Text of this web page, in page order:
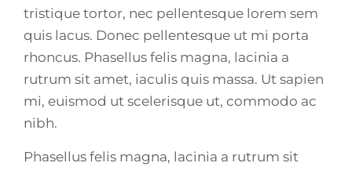
tristique tortor, nec pellentesque lorem sem
quis lacus. Donec pellentesque ut mi porta
rhoncus. Phasellus felis magna, lacinia a
rutrum sit amet, iaculis quis massa. Ut sapien
mi, euismod ut scelerisque ut, commodo ac
nibh.
Phasellus felis magna, lacinia a rutrum sit